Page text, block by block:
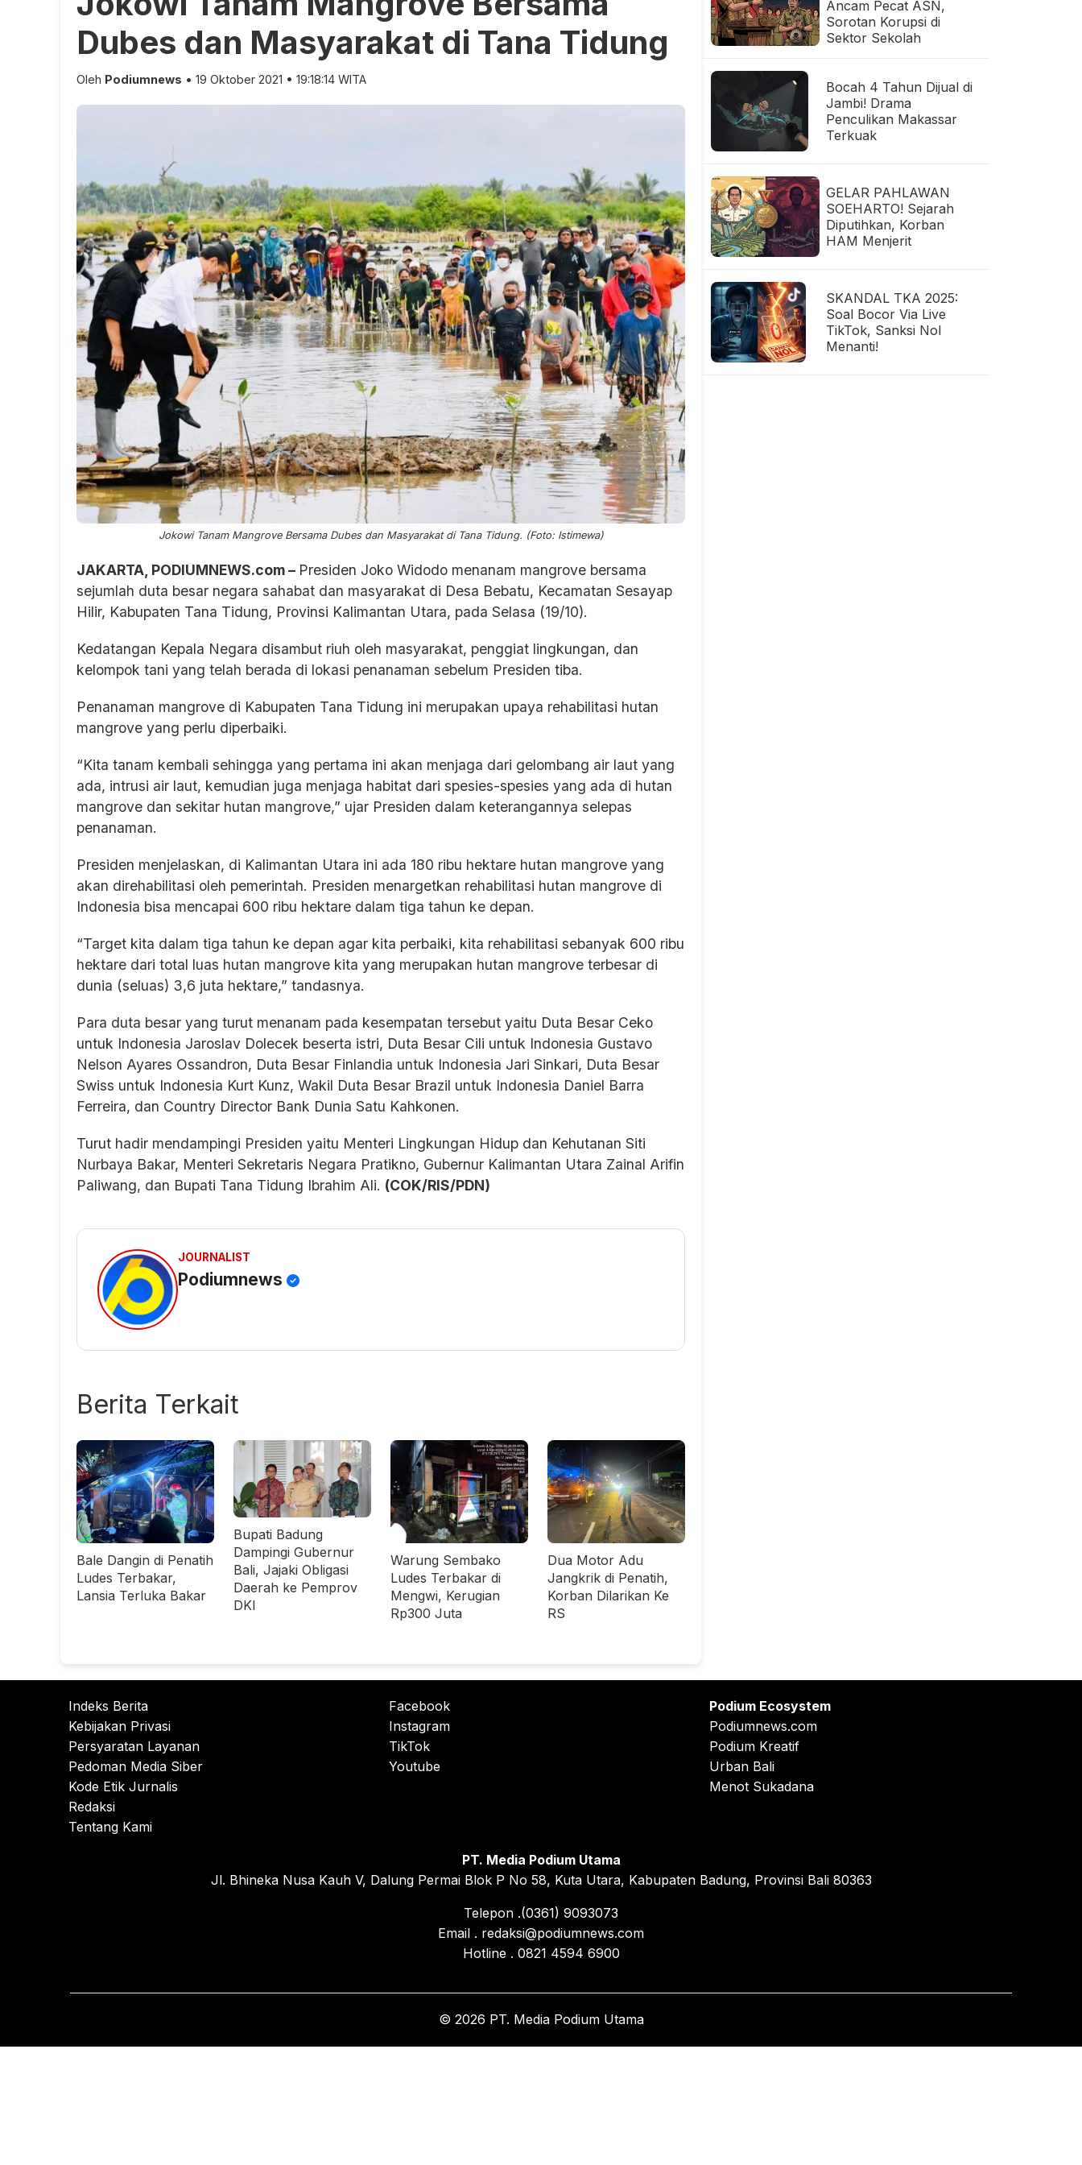
Dubes dan Masyarakat di Tana Tidung
Oleh Podiumnews • 19 Oktober 2021 • 19:18:14 WITA
Jokowi Tanam Mangrove Bersama Dubes dan Masyarakat di Tana Tidung. (Foto: Istimewa)
JAKARTA, PODIUMNEWS.com – Presiden Joko Widodo menanam mangrove bersama
sejumlah duta besar negara sahabat dan masyarakat di Desa Bebatu, Kecamatan Sesayap
Hilir, Kabupaten Tana Tidung, Provinsi Kalimantan Utara, pada Selasa (19/10).
Kedatangan Kepala Negara disambut riuh oleh masyarakat, penggiat lingkungan, dan
kelompok tani yang telah berada di lokasi penanaman sebelum Presiden tiba.
Penanaman mangrove di Kabupaten Tana Tidung ini merupakan upaya rehabilitasi hutan
mangrove yang perlu diperbaiki.
“Kita tanam kembali sehingga yang pertama ini akan menjaga dari gelombang air laut yang
ada, intrusi air laut, kemudian juga menjaga habitat dari spesies-spesies yang ada di hutan
mangrove dan sekitar hutan mangrove,” ujar Presiden dalam keterangannya selepas
penanaman.
Presiden menjelaskan, di Kalimantan Utara ini ada 180 ribu hektare hutan mangrove yang
akan direhabilitasi oleh pemerintah. Presiden menargetkan rehabilitasi hutan mangrove di
Indonesia bisa mencapai 600 ribu hektare dalam tiga tahun ke depan.
“Target kita dalam tiga tahun ke depan agar kita perbaiki, kita rehabilitasi sebanyak 600 ribu
hektare dari total luas hutan mangrove kita yang merupakan hutan mangrove terbesar di
dunia (seluas) 3,6 juta hektare,” tandasnya.
Para duta besar yang turut menanam pada kesempatan tersebut yaitu Duta Besar Ceko
untuk Indonesia Jaroslav Dolecek beserta istri, Duta Besar Cili untuk Indonesia Gustavo
Nelson Ayares Ossandron, Duta Besar Finlandia untuk Indonesia Jari Sinkari, Duta Besar
Swiss untuk Indonesia Kurt Kunz, Wakil Duta Besar Brazil untuk Indonesia Daniel Barra
Ferreira, dan Country Director Bank Dunia Satu Kahkonen.
Turut hadir mendampingi Presiden yaitu Menteri Lingkungan Hidup dan Kehutanan Siti
Nurbaya Bakar, Menteri Sekretaris Negara Pratikno, Gubernur Kalimantan Utara Zainal Arifin
Paliwang, dan Bupati Tana Tidung Ibrahim Ali. (COK/RIS/PDN)
JOURNALIST
Podiumnews
Berita Terkait
Bale Dangin di Penatih
Ludes Terbakar,
Lansia Terluka Bakar
Bupati Badung
Dampingi Gubernur
Bali, Jajaki Obligasi
Daerah ke Pemprov
DKI
Warung Sembako
Ludes Terbakar di
Mengwi, Kerugian
Rp300 Juta
Dua Motor Adu
Jangkrik di Penatih,
Korban Dilarikan Ke
RS
Ancam Pecat ASN,
Sorotan Korupsi di
Sektor Sekolah
Bocah 4 Tahun Dijual di
Jambi! Drama
Penculikan Makassar
Terkuak
GELAR PAHLAWAN
SOEHARTO! Sejarah
Diputihkan, Korban
HAM Menjerit
SKANDAL TKA 2025:
Soal Bocor Via Live
TikTok, Sanksi Nol
Menanti!
Indeks Berita
Kebijakan Privasi
Persyaratan Layanan
Pedoman Media Siber
Kode Etik Jurnalis
Redaksi
Tentang Kami
Facebook
Instagram
TikTok
Youtube
Podium Ecosystem
Podiumnews.com
Podium Kreatif
Urban Bali
Menot Sukadana
PT. Media Podium Utama
Jl. Bhineka Nusa Kauh V, Dalung Permai Blok P No 58, Kuta Utara, Kabupaten Badung, Provinsi Bali 80363
Telepon .(0361) 9093073
Email . redaksi@podiumnews.com
Hotline . 0821 4594 6900
© 2026 PT. Media Podium Utama